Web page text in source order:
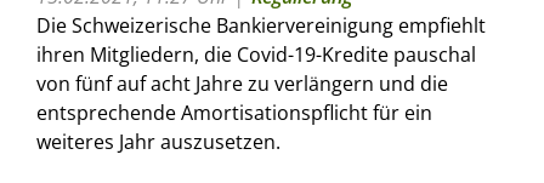
Die Schweizerische Bankiervereinigung empfiehlt
ihren Mitgliedern, die Covid-19-Kredite pauschal
von fünf auf acht Jahre zu verlängern und die
entsprechende Amortisationspflicht für ein
weiteres Jahr auszusetzen.